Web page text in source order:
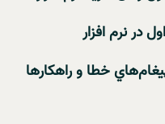
در نرم افزار
خطا و راهکارها